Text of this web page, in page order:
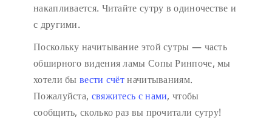
накапливается. Читайте сутру в одиночестве и
с другими.
Поскольку начитывание этой сутры — часть
обширного видения ламы Сопы Ринпоче, мы
хотели бы вести счётначитываниям.
Пожалуйста, свяжитесь с нами, чтобы
сообщить, сколько раз вы прочитали сутру!